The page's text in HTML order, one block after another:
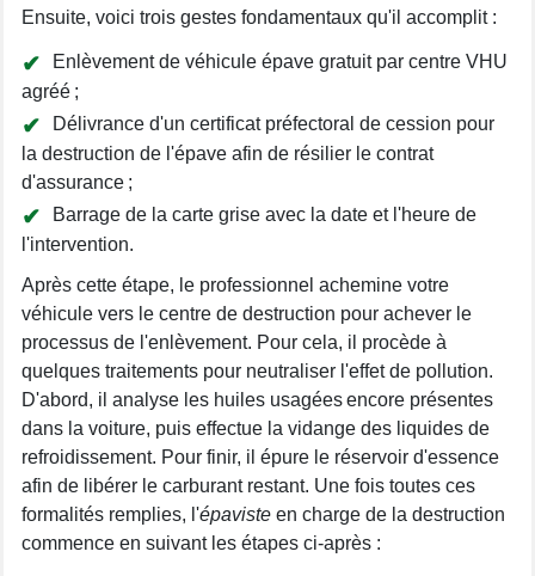
Ensuite, voici trois gestes fondamentaux qu'il accomplit :
Enlèvement de véhicule épave gratuit par centre VHU
agréé ;
Délivrance d'un certificat préfectoral de cession pour
la destruction de l'épave afin de résilier le contrat
d'assurance ;
Barrage de la carte grise avec la date et l'heure de
l'intervention.
Après cette étape, le professionnel achemine votre
véhicule vers le centre de destruction pour achever le
processus de l'enlèvement. Pour cela, il procède à
quelques traitements pour neutraliser l'effet de pollution.
D'abord, il analyse les huiles usagées encore présentes
dans la voiture, puis effectue la vidange des liquides de
refroidissement. Pour finir, il épure le réservoir d'essence
afin de libérer le carburant restant. Une fois toutes ces
formalités remplies, l'épaviste en charge de la destruction
commence en suivant les étapes ci-après :